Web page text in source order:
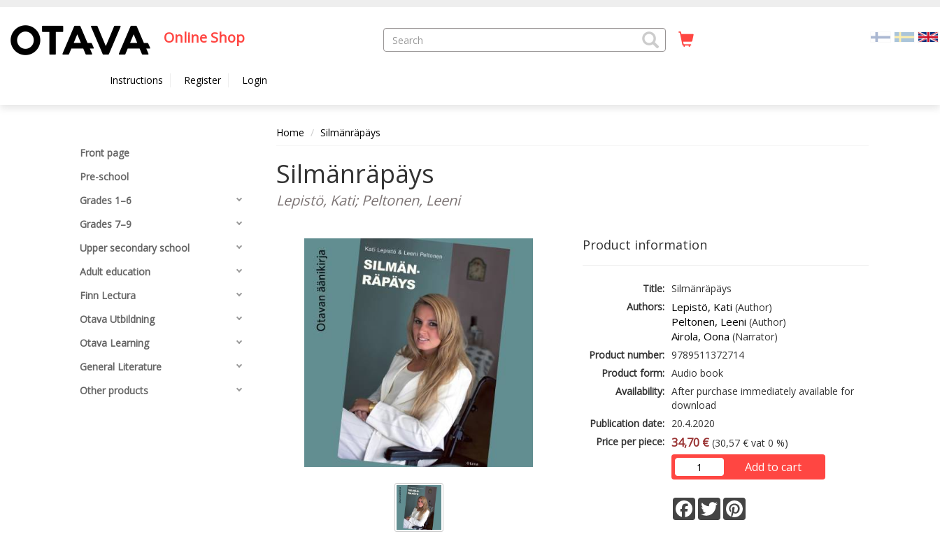
Online Shop
Instructions Register Login
Front page
Pre-school
Grades 1–6
Grades 7–9
Upper secondary school
Adult education
Finn Lectura
Otava Utbildning
Otava Learning
General Literature
Other products
Home Silmänräpäys
Silmänräpäys
Lepistö, Kati; Peltonen, Leeni
Product information
Title: Silmänräpäys
Authors: Lepistö, Kati (Author)
Peltonen, Leeni (Author)
Airola, Oona (Narrator)
Product number: 9789511372714
Product form: Audio book
Availability: After purchase immediately available for
download
Publication date: 20.4.2020
Price per piece: 34,70 € (30,57 € vat 0 %)
Add to cart
Facebook
Twitter